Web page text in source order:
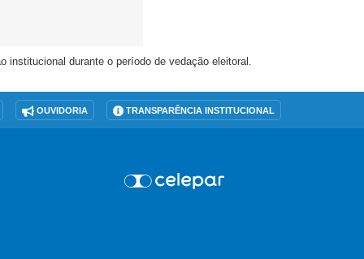
institucional durante o período de vedação eleitoral.
OUVIDORIA TRANSPARÊNCIA INSTITUCIONAL